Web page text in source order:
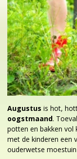
Augustus is hot,
oogstmaand.
potten en bakken vol
met de kinderen een
ouderwetse